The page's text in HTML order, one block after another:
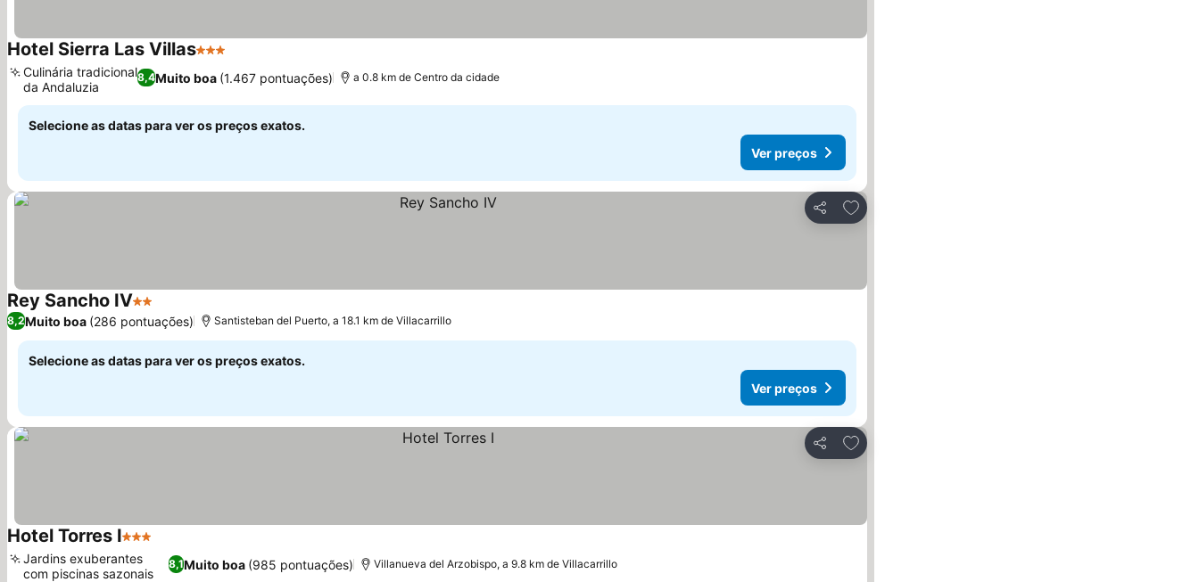
Hotel Sierra Las Villas3 Estrelas
8,4Muito boa (1.467 pontuações)
Culinária tradicional
da Andaluzia
a 0.8 km de Centro da cidade
Selecione as datas para ver os preços exatos.
Ver preços
Partilhar
Adicionar aos favoritos
Rey Sancho IV2 EstrelasVer preços
8,2Muito boa (286 pontuações) Santisteban del Puerto, a 18.1 km de Villacarrillo
Selecione as datas para ver os preços exatos.
Ver preços
Partilhar
Adicionar aos favoritos
Hotel Torres I3 Estrelas
8,1Muito boa (985 pontuações)
Jardins exuberantes
com piscinas sazonais
Villanueva del Arzobispo, a 9.8 km de Villacarrillo